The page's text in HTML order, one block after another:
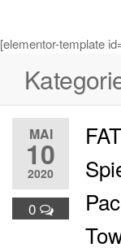
[elementor-template
MAI
10
2020
0